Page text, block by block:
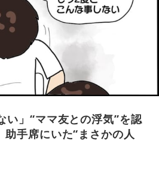
い」“ママ友との浮気”を認
手席にいた“まさかの人